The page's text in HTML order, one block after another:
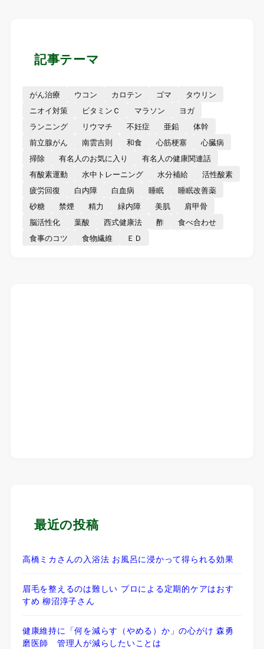
記事テーマ
がん治療 ウコン カロテン ゴマ
タウリン
ニオイ対策
ビタミンＣ マラソン
ヨガ
ランニング
リウマチ 不妊症 亜鉛
体幹
前立腺がん
南雲吉則 和食 心筋梗塞
心臓病
掃除
有名人のお気に入り
有名人の健康関連話
有酸素運動
水中トレーニング 水分補給
活性酸素
疲労回復
白内障 白血病 睡眠
睡眠改善薬
砂糖
禁煙 精力 緑内障 美肌
肩甲骨
脳活性化
葉酸 西式健康法 酢
食べ合わせ
食事のコツ
食物繊維 ＥＤ
最近の投稿
高橋ミカさんの入浴法 お風呂に浸かって得られる効果
眉毛を整えるのは難しい プロによる定期的ケアはおす
すめ 柳沼淳子さん
健康維持に「何を減らす（やめる）か」の心がけ 森勇
磨医師 管理人が減らしたいことは